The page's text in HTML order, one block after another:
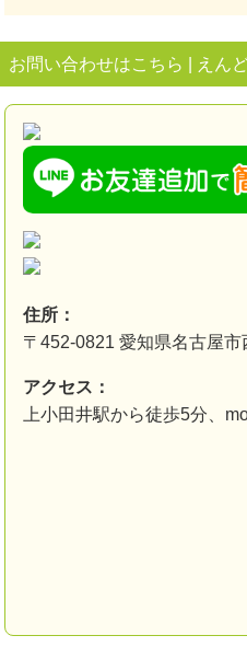
お問い合わせはこちら | えん
住所：
〒452-0821 愛知県名古屋
アクセス：
上小田井駅から徒歩5分、